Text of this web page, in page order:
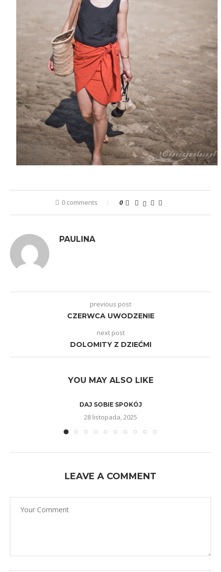
0 comments 0
PAULINA
previous post
CZERWCA UWODZENIE
next post
DOLOMITY Z DZIEĆMI
YOU MAY ALSO LIKE
DAJ SOBIE SPOKÓJ
28 listopada, 2025
LEAVE A COMMENT